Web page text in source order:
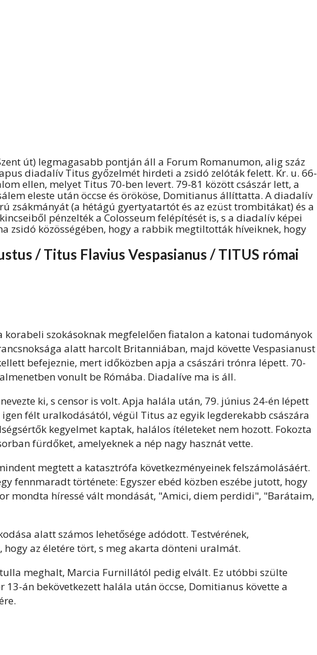
út) legmagasabb pontján áll a Forum Romanumon, alig száz
diadalív Titus győzelmét hirdeti a zsidó zelóták felett. Kr. u. 66-
ellen, melyet Titus 70-ben levert. 79-81 között császár lett, a
eleste után öccse és örököse, Domitianus állíttatta. A diadalív
zsákmányát (a hétágú gyertyatartót és az ezüst trombitákat) és a
pénzelték a Colosseum felépítését is, s a diadalív képei
zsidó közösségében, hogy a rabbik megtiltották híveiknek, hogy
/ Titus Flavius Vespasianus / TITUS római
korabeli szokásoknak megfelelően fiatalon a katonai tudományok
alatt harcolt Britanniában, majd követte Vespasianust
befejeznie, mert időközben apja a császári trónra lépett. 70-
vonult be Rómába. Diadalíve ma is áll.
ki, s censor is volt. Apja halála után, 79. június 24-én lépett
félt uralkodásától, végül Titus az egyik legderekabb császára
kegyelmet kaptak, halálos ítéleteket nem hozott. Fokozta
fürdőket, amelyeknek a nép nagy hasznát vette.
megtett a katasztrófa következményeinek felszámolásáért.
fennmaradt története: Egyszer ebéd közben eszébe jutott, hogy
mondta híressé vált mondását, "Amici, diem perdidi", "Barátaim,
alatt számos lehetősége adódott. Testvérének,
az életére tört, s meg akarta dönteni uralmát.
meghalt, Marcia Furnillától pedig elvált. Ez utóbbi szülte
13-án bekövetkezett halála után öccse, Domitianus követte a